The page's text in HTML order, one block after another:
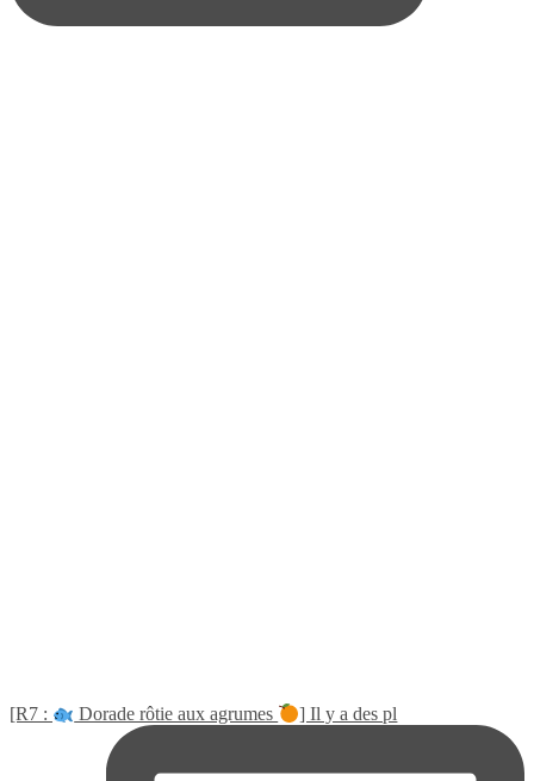
[R7 : Dorade rôtie aux agrumes ] Il y a des pl